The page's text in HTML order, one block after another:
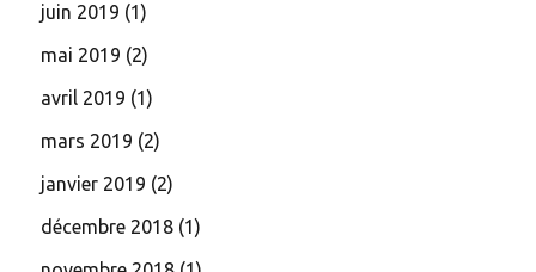
juin 2019 (1)
mai 2019 (2)
avril 2019 (1)
mars 2019 (2)
janvier 2019 (2)
décembre 2018 (1)